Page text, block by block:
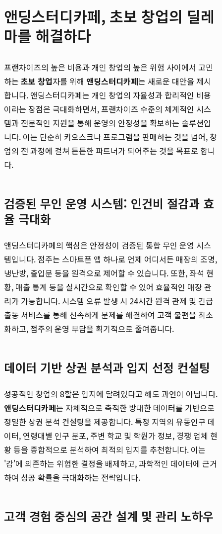
앤딩스터디카페, 초보 창업의 딜레
마를 해결하다
프랜차이즈의 높은 비용과 개인 창업의 높은 위험 사이에서 고민
하는 초보 창업자를 위해 앤딩스터디카페는 새로운 대안을 제시
합니다. 앤딩스터디카페는 개인 창업의 자율성과 합리적인 비용
이라는 장점은 극대화하면서, 프랜차이즈 수준의 체계적인 시스
템과 전문적인 지원을 통해 운영의 안정성을 확보하는 솔루션입
니다. 이는 단순히 키오스크나 프로그램을 판매하는 것을 넘어, 창
업의 전 과정에 걸쳐 든든한 파트너가 되어주는 것을 목표로 합니
다.
검증된 무인 운영 시스템: 인건비 절감과 효
율 극대화
앤딩스터디카페의 핵심은 안정성이 검증된 통합 무인 운영 시스
템입니다. 점주는 스마트폰 앱 하나로 언제 어디서든 매장의 조명,
냉난방, 출입문 등을 원격으로 제어할 수 있습니다. 또한, 좌석 현
황, 매출 통계 등을 실시간으로 확인할 수 있어 효율적인 매장 관
리가 가능합니다. 시스템 오류 발생 시 24시간 원격 관제 및 긴급
출동 서비스를 통해 신속하게 문제를 해결하여 고객 불편을 최소
화하고, 점주의 운영 부담을 획기적으로 줄여줍니다.
데이터 기반 상권 분석과 입지 선정 컨설팅
성공적인 창업의 8할은 입지에 달려있다고 해도 과언이 아닙니다.
앤딩스터디카페는 자체적으로 축적한 방대한 데이터를 기반으로
정밀한 상권 분석 컨설팅을 제공합니다. 특정 지역의 유동인구 데
이터, 연령대별 인구 분포, 주변 학교 및 학원가 정보, 경쟁 업체 현
황 등을 종합적으로 분석하여 최적의 입지를 추천합니다. 이는
'감'에 의존하는 위험한 결정을 배제하고, 과학적인 데이터에 근거
하여 성공 확률을 극대화하는 전략입니다.
고객 경험 중심의 공간 설계 및 관리 노하우